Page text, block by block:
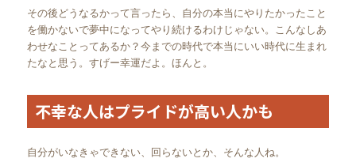
その後どうなるかって言ったら、自分の本当にやりたかったこと
を働かないで夢中になってやり続けるわけじゃない。こんなしあ
わせなことってあるか？今までの時代で本当にいい時代に生まれ
たなと思う。すげー幸運だよ。ほんと。
不幸な人はプライドが高い人かも
自分がいなきゃできない、回らないとか、そんな人ね。